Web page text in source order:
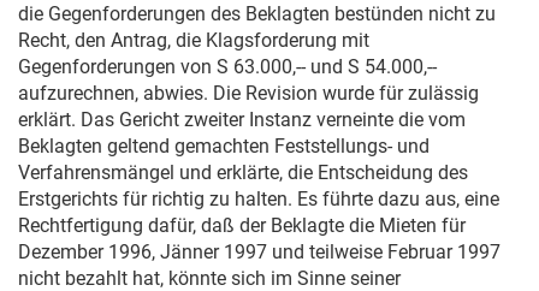
die Gegenforderungen des Beklagten bestünden nicht zu
Recht, den Antrag, die Klagsforderung mit
Gegenforderungen von S 63.000,-- und S 54.000,--
aufzurechnen, abwies. Die Revision wurde für zulässig
erklärt. Das Gericht zweiter Instanz verneinte die vom
Beklagten geltend gemachten Feststellungs- und
Verfahrensmängel und erklärte, die Entscheidung des
Erstgerichts für richtig zu halten. Es führte dazu aus, eine
Rechtfertigung dafür, daß der Beklagte die Mieten für
Dezember 1996, Jänner 1997 und teilweise Februar 1997
nicht bezahlt hat, könnte sich im Sinne seiner